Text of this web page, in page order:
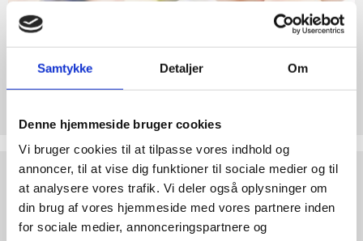
Samtykke Detaljer Om
Denne hjemmeside bruger cookies
Vi bruger cookies til at tilpasse vores indhold og
annoncer, til at vise dig funktioner til sociale medier og til
at analysere vores trafik. Vi deler også oplysninger om
din brug af vores hjemmeside med vores partnere inden
for sociale medier, annonceringspartnere og
Life
internationalt
2.8:
Nyhedsbrev
3.0:
Nyheder
4.0:
Webshop
Støt Retten til Liv
Hjertelig tak for ethvert bidrag til Retten til Liv
Test
dine
argumenter